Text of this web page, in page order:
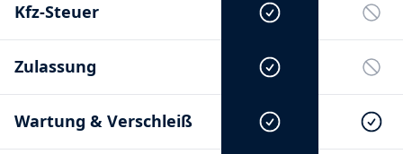
Kfz-Steuer
Zulassung
Wartung & Verschleiß